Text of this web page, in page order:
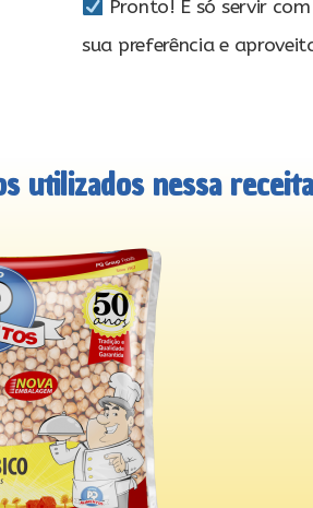
Pronto! É só servir
sua preferência e
utilizados nessa